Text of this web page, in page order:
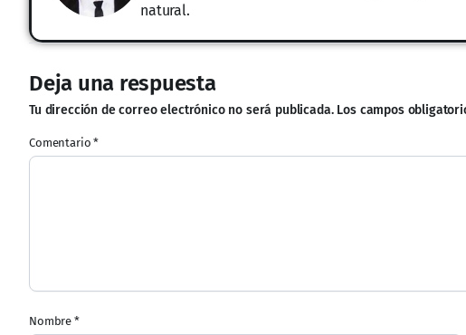
natural.
Deja una respuesta
Tu dirección de correo electrónico no será publicada. Los campos
Comentario*
Nombre *